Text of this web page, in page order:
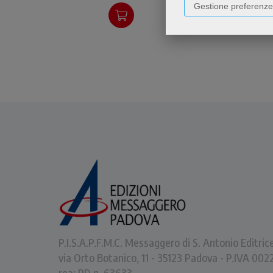
Gestione preferenze
Giovanni Gronchi.
P.I.S.A.P.F.M.C. Messaggero di S. Antonio
via Orto Botanico, 11 - 35123 Padova - P.IVA